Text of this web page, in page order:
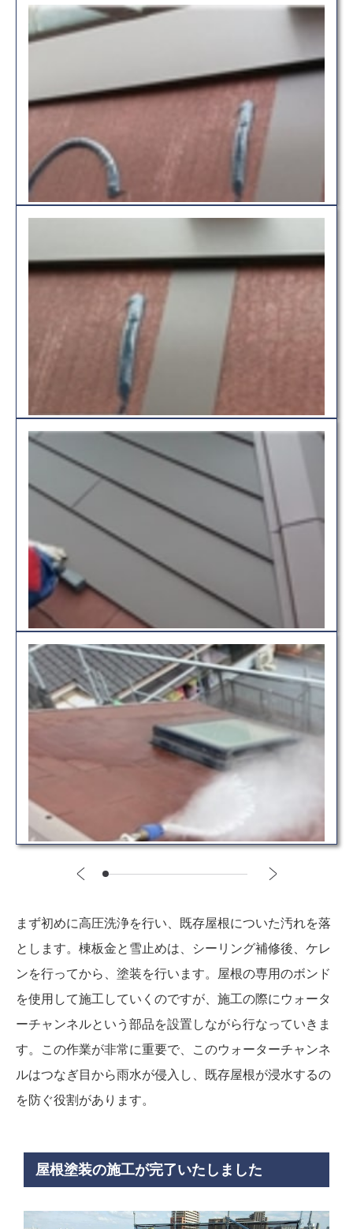
まず初めに高圧洗浄を行い、既存屋根についた汚れを落
とします。棟板金と雪止めは、シーリング補修後、ケレ
ンを行ってから、塗装を行います。屋根の専用のボンド
を使用して施工していくのですが、施工の際にウォータ
ーチャンネルという部品を設置しながら行なっていきま
す。この作業が非常に重要で、このウォーターチャンネ
ルはつなぎ目から雨水が侵入し、既存屋根が浸水するの
を防ぐ役割があります。
屋根塗装の施工が完了いたしました